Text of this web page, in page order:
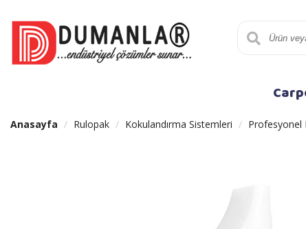
Anasayfa Rulopak Kokulandırma Sistemleri Profesyonel